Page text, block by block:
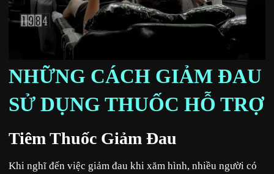
NHỮNG CÁCH GIẢM ĐAU
SỬ DỤNG THUỐC HỖ TRỢ
Tiêm Thuốc Giảm Đau
Khi nghĩ đến việc giảm đau khi xăm hình, nhiều người có